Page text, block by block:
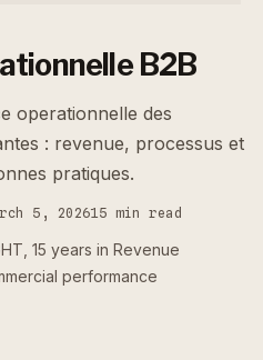
B2B
operationnelle des
: revenue, processus et
pratiques.
5, 202615 min read
15 years in Revenue
performance